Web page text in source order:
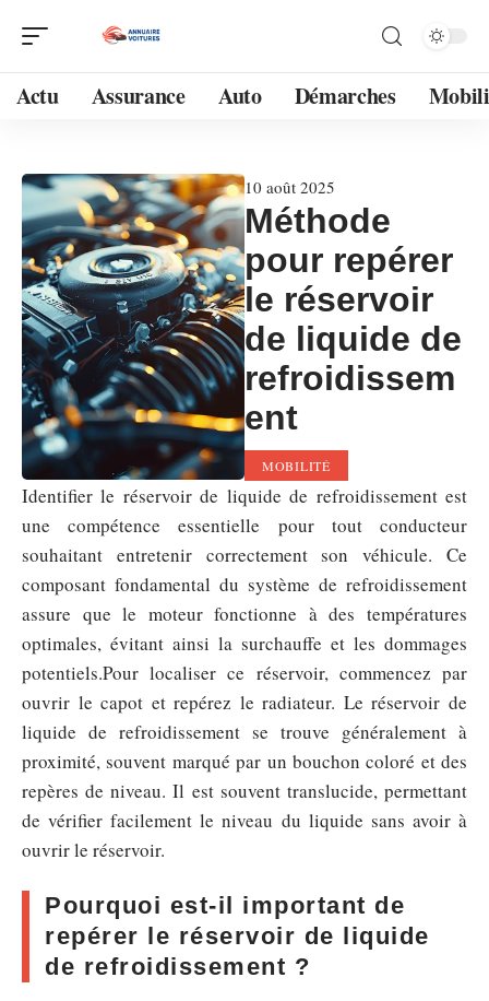
Actu Assurance Auto Démarches
10 août 2025
Méthode
pour repérer
le réservoir
de liquide de
refroidissem
ent
MOBILITÉ
Identifier le réservoir de liquide de refroidissement est
une compétence essentielle pour tout conducteur
souhaitant entretenir correctement son véhicule. Ce
composant fondamental du système de refroidissement
assure que le moteur fonctionne à des températures
optimales, évitant ainsi la surchauffe et les dommages
potentiels.Pour localiser ce réservoir, commencez par
ouvrir le capot et repérez le radiateur. Le réservoir de
liquide de refroidissement se trouve généralement à
proximité, souvent marqué par un bouchon coloré et des
repères de niveau. Il est souvent translucide, permettant
de vérifier facilement le niveau du liquide sans avoir à
ouvrir le réservoir.
Pourquoi est-il important de
repérer le réservoir de liquide
de refroidissement ?